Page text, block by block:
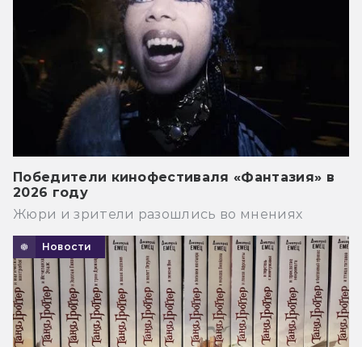
Победители кинофестиваля «Фантазия» в
2026 году
Жюри и зрители разошлись во мнениях
Новости